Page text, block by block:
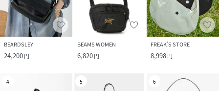
BEARDSLEY
24,200円
BEAMS WOMEN
6,820円
FREAK’S STORE
8,998円
4 5 6